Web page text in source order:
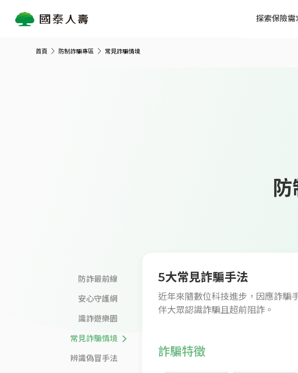
探索保險需
首頁 防制詐騙專區 常見詐騙情境
防詐最前線
安心守護網
識詐遊樂園
常見詐騙情境
辨識偽冒手法
5大常見詐騙手法
近年來隨數位科技進步，因應詐騙
伴大眾認識詐騙且超前阻詐。
詐騙特徵